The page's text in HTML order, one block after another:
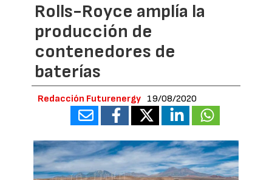
Rolls-Royce amplía la
producción de
contenedores de
baterías
Redacción Futurenergy 19/08/2020